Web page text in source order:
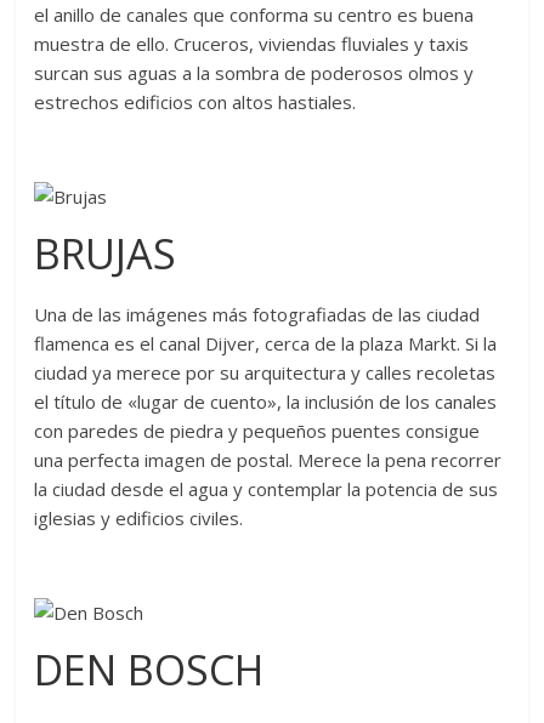
el anillo de canales que conforma su centro es buena
muestra de ello. Cruceros, viviendas fluviales y taxis
surcan sus aguas a la sombra de poderosos olmos y
estrechos edificios con altos hastiales.
BRUJAS
Una de las imágenes más fotografiadas de las ciudad
flamenca es el canal Dijver, cerca de la plaza Markt. Si la
ciudad ya merece por su arquitectura y calles recoletas
el título de «lugar de cuento», la inclusión de los canales
con paredes de piedra y pequeños puentes consigue
una perfecta imagen de postal. Merece la pena recorrer
la ciudad desde el agua y contemplar la potencia de sus
iglesias y edificios civiles.
DEN BOSCH